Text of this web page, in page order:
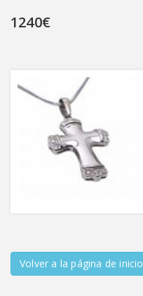
1240€
Volver a la página de inicio